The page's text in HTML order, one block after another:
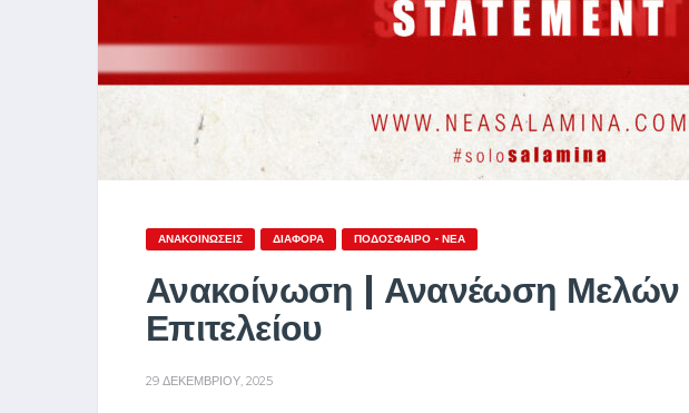
ΑΝΑΚΟΙΝΏΣΕΙΣ ΔΙΆΦΟΡΑ ΠΟΔΌΣΦΑΙΡΟ - ΝΈΑ
Ανακοίνωση | Ανανέωση Μελών
Επιτελείου
29 ΔΕΚΕΜΒΡΊΟΥ, 2025